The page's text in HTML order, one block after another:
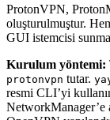
ProtonVPN,
oluşturulmuştur.
GUI istemcisi
Kurulum yöntemi:
protonvpn tutar.
resmi CLI’yi
NetworkManager’e